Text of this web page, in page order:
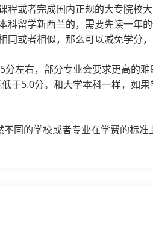
程或者完成国内正规的大专院校
留学新西兰的，需要先读一年
或者相似，那么可以减免学分
左右，部分专业会要求更高的
于5.0分。和大学本科一样，如
同的学校或者专业在学费的标